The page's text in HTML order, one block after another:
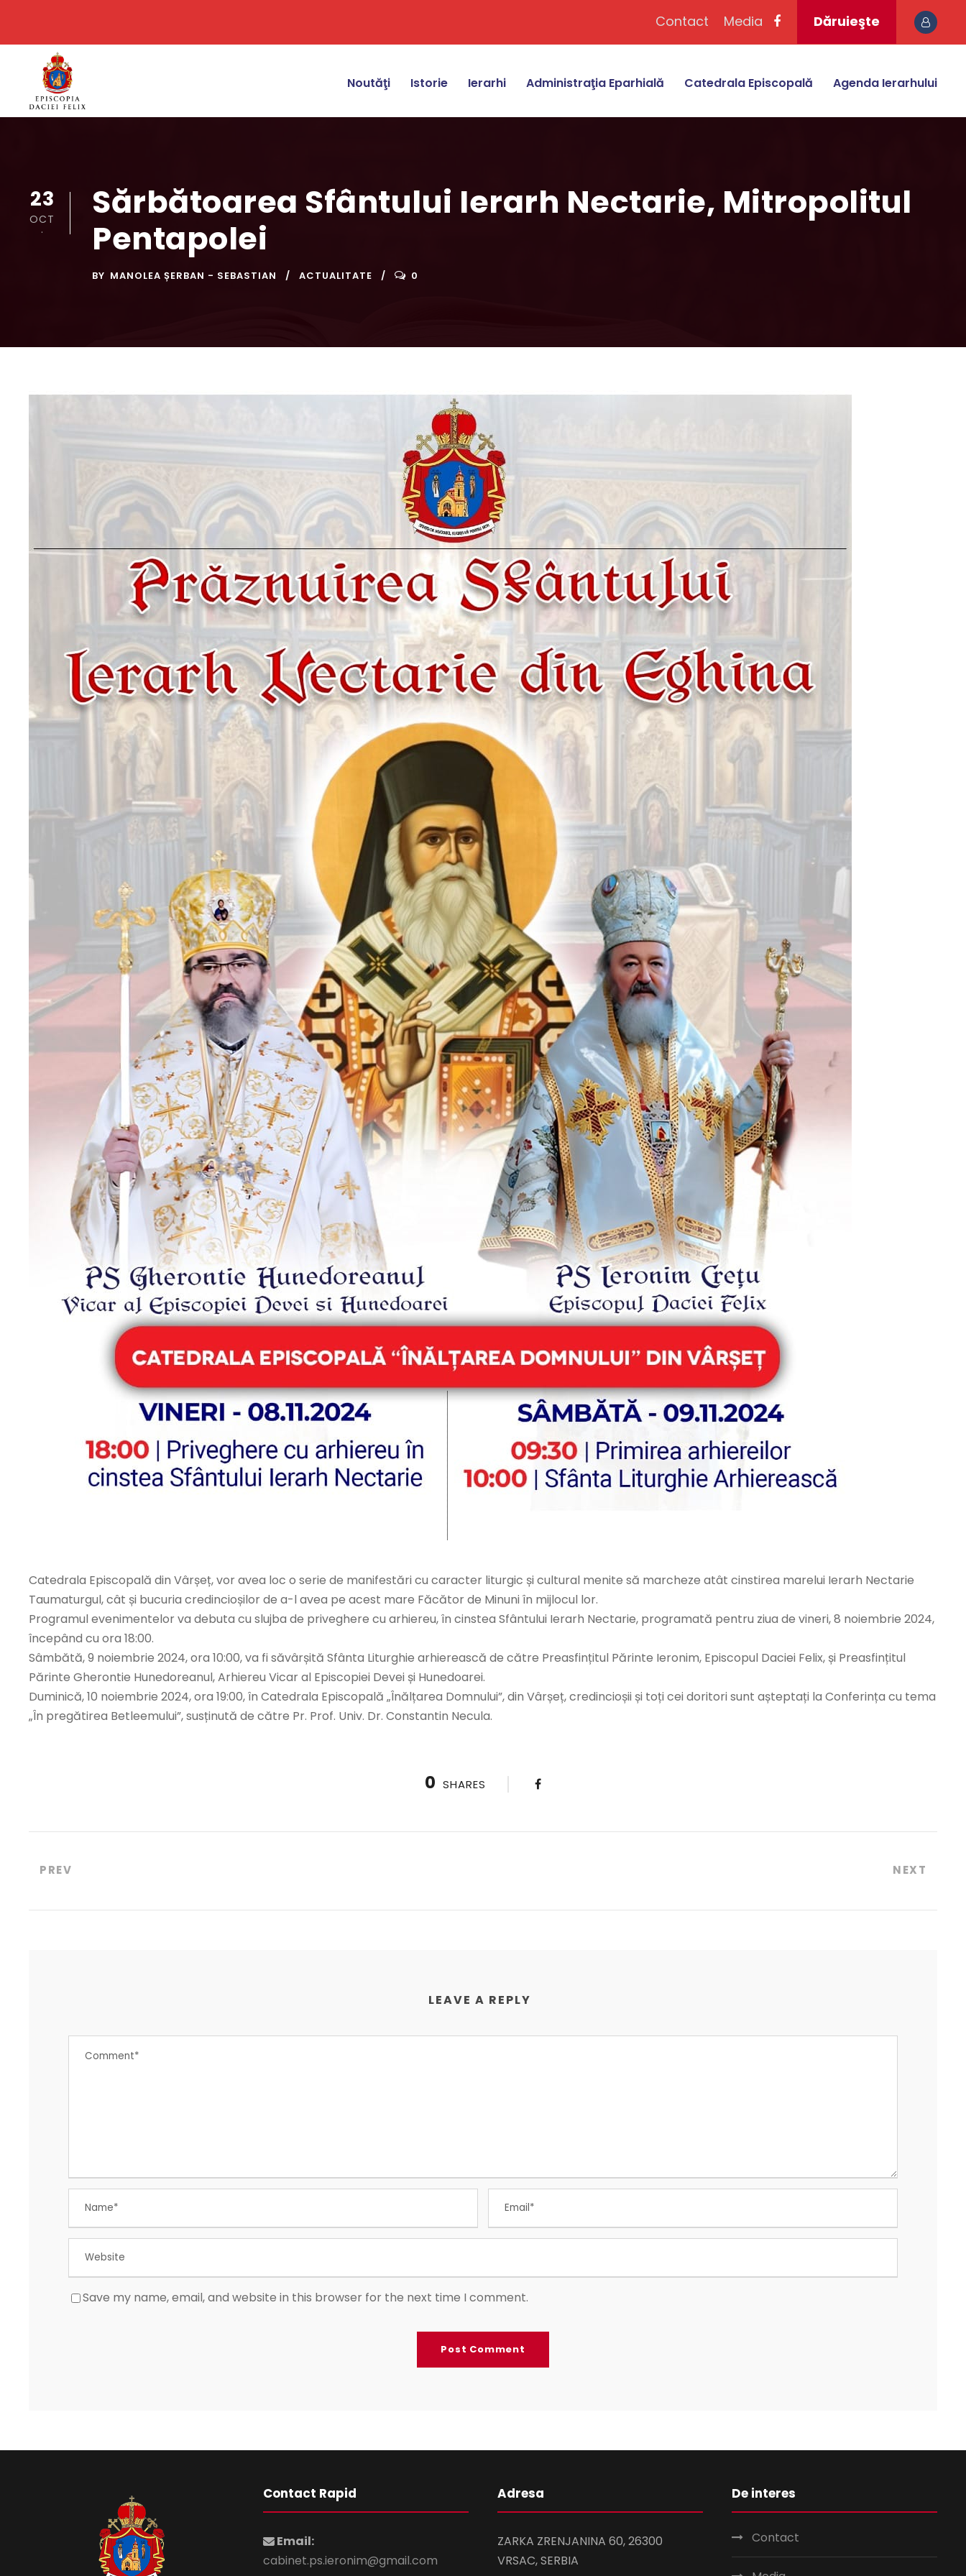
Contact Media Dăruieşte
Noutăţi Istorie Ierarhi Administraţia Eparhială Catedrala Episcopală Agenda Ierarhului
23
OCT
.
Sărbătoarea Sfântului Ierarh Nectarie, Mitropolitul
Pentapolei
BY MANOLEA ȘERBAN - SEBASTIAN ACTUALITATE 0
Catedrala Episcopală din Vârșeț, vor avea loc o serie de manifestări cu caracter liturgic și cultural menite să marcheze atât cinstirea marelui Ierarh Nectarie
Taumaturgul, cât și bucuria credincioșilor de a-l avea pe acest mare Făcător de Minuni în mijlocul lor.
Programul evenimentelor va debuta cu slujba de priveghere cu arhiereu, în cinstea Sfântului Ierarh Nectarie, programată pentru ziua de vineri, 8 noiembrie 2024,
începând cu ora 18:00.
Sâmbătă, 9 noiembrie 2024, ora 10:00, va fi săvârșită Sfânta Liturghie arhierească de către Preasfințitul Părinte Ieronim, Episcopul Daciei Felix, și Preasfințitul
Părinte Gherontie Hunedoreanul, Arhiereu Vicar al Episcopiei Devei și Hunedoarei.
Duminică, 10 noiembrie 2024, ora 19:00, în Catedrala Episcopală „Înălțarea Domnului”, din Vârșeț, credincioșii și toți cei doritori sunt așteptați la Conferința cu tema
„În pregătirea Betleemului”, susținută de către Pr. Prof. Univ. Dr. Constantin Necula.
0 SHARES
PREV NEXT
LEAVE A REPLY
Save my name, email, and website in this browser for the next time I comment.
Contact Rapid
Email:
cabinet.ps.ieronim@gmail.com
Adresa
ZARKA ZRENJANINA 60, 26300
VRSAC, SERBIA
De interes
Contact